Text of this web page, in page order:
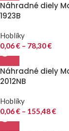
Náhradné diely
1923B
Hoblíky
0,06€ – 78,30€
Náhradné diely
2012NB
Hoblíky
0,06€ – 155,48€